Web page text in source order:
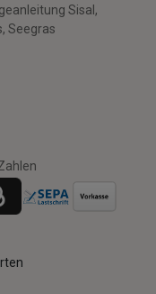
Sisal,
Seegras